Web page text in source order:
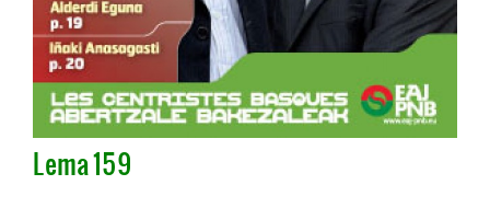
Lema 159